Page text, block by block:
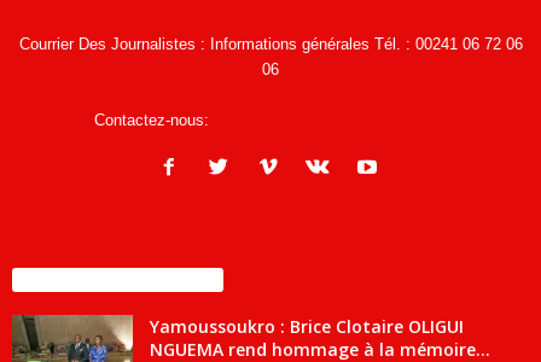
Courrier Des Journalistes : Informations générales Tél. : 00241 06 72 06
06
Contactez-nous:
Yamoussoukro : Brice Clotaire OLIGUI
NGUEMA rend hommage à la mémoire...